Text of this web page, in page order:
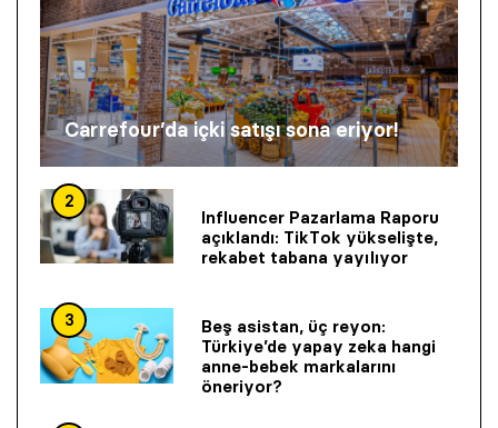
Carrefour’da içki satışı sona eriyor!
2
Influencer Pazarlama Raporu
açıklandı: TikTok yükselişte,
rekabet tabana yayılıyor
3
Beş asistan, üç reyon:
Türkiye’de yapay zeka hangi
anne-bebek markalarını
öneriyor?